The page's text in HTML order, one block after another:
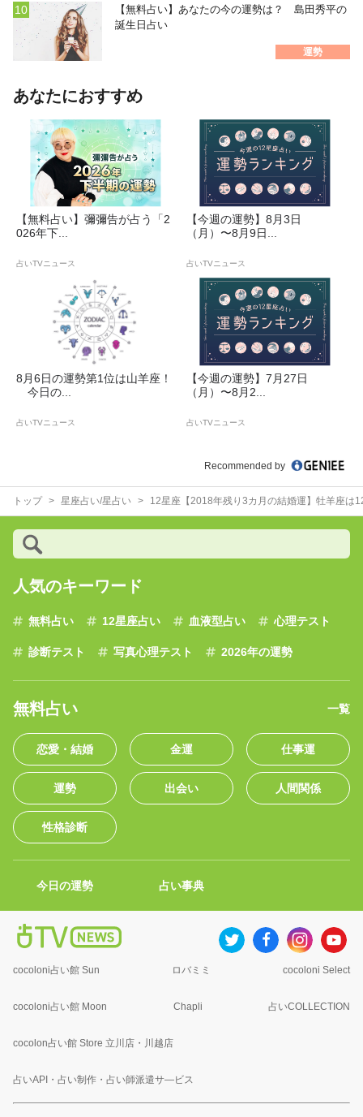
【無料占い】あなたの今の運勢は？ 島田秀平の
誕生日占い
運勢
あなたにおすすめ
【無料占い】彌彌告が占う「2
026年下...
占いTVニュース
【今週の運勢】8月3日
（月）〜8月9日...
占いTVニュース
8月6日の運勢第1位は山羊座！
今日の...
占いTVニュース
【今週の運勢】7月27日
（月）〜8月2...
占いTVニュース
Recommended by
トップ 星座占い/星占い 12星座【2018年残り3カ月の結婚運】牡羊座は
人気のキーワード
無料占い 12星座占い 血液型占い 心理テスト
診断テスト 写真心理テスト 2026年の運勢
無料占い 一覧
恋愛・結婚 金運 仕事運
運勢 出会い 人間関係
性格診断
今日の運勢 占い事典
cocoloni占い館 Sun ロバミミ cocoloni Select
cocoloni占い館 Moon Chapli 占いCOLLECTION
cocolon占い館 Store 立川店・川越店
占いAPI・占い制作・占い師派遣サ―ビス